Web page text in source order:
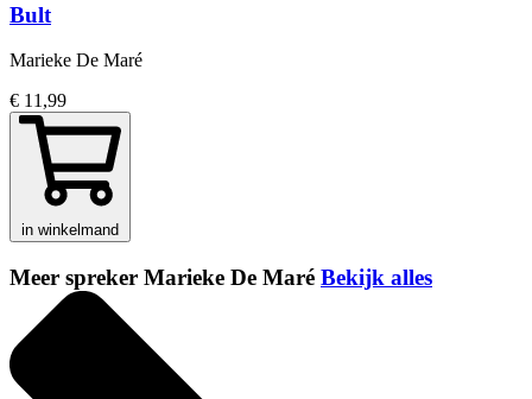
Bult
Marieke De Maré
€ 11,99
in winkelmand
Meer spreker Marieke De Maré Bekijk alles